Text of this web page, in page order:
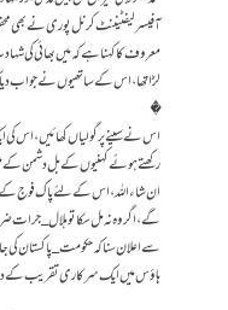
آفیسر لیفٹیننٹ کرنل پوری نے بھی
معروف کا کہنا ہے کہ میں بھائی کی
لڑا تھا، اس کے ساتھیوں نے جواب
�
اس نے سینے پر گولیاں کھائیں ،اس کی
رکھتے ہوئے کہنیوں کے بل دشمن کے
ان شاءاللہ،اس کے لئے پاک
گے ،اگر وہ نہ مل سکا تو ہلال_جرات
سے اعلان سنا کہ حکومت_پاکستان کی
ہاؤس میں ایک سرکاری تقریب کے